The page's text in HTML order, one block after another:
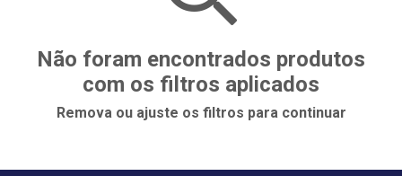
Não foram encontrados produtos
com os filtros aplicados
Remova ou ajuste os filtros para continuar